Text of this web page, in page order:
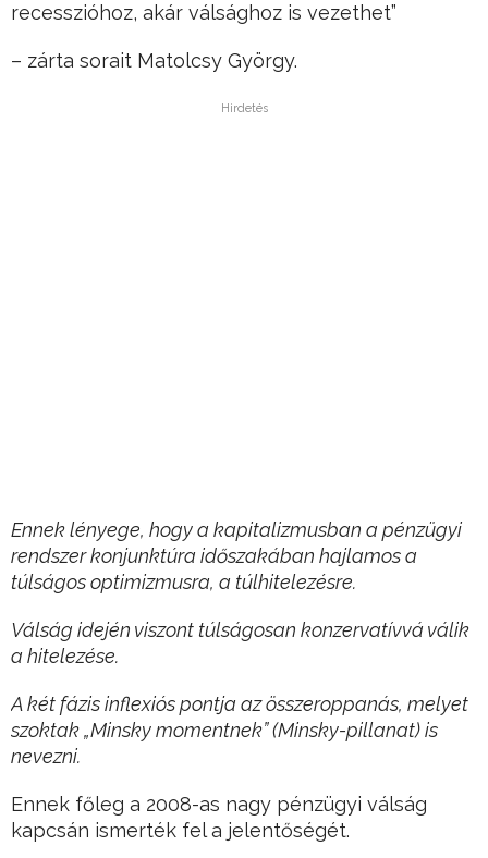
recesszióhoz, akár válsághoz is vezethet”
– zárta sorait Matolcsy György.
Hirdetés
Ennek lényege, hogy a kapitalizmusban a pénzügyi
rendszer konjunktúra időszakában hajlamos a
túlságos optimizmusra, a túlhitelezésre.
Válság idején viszont túlságosan konzervatívvá válik
a hitelezése.
A két fázis inflexiós pontja az összeroppanás, melyet
szoktak „Minsky momentnek” (Minsky-pillanat) is
nevezni.
Ennek főleg a 2008-as nagy pénzügyi válság
kapcsán ismerték fel a jelentőségét.